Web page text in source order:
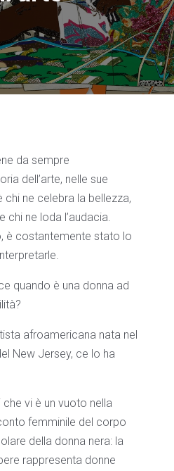
da sempre
dell’arte, nelle sue
chi ne celebra la bellezza,
chi ne loda l’audacia.
è costantemente stato lo
quando è una donna ad
afroamericana nata nel
New Jersey, ce lo ha
che vi è un vuoto nella
femminile del corpo
della donna nera: la
rappresenta donne